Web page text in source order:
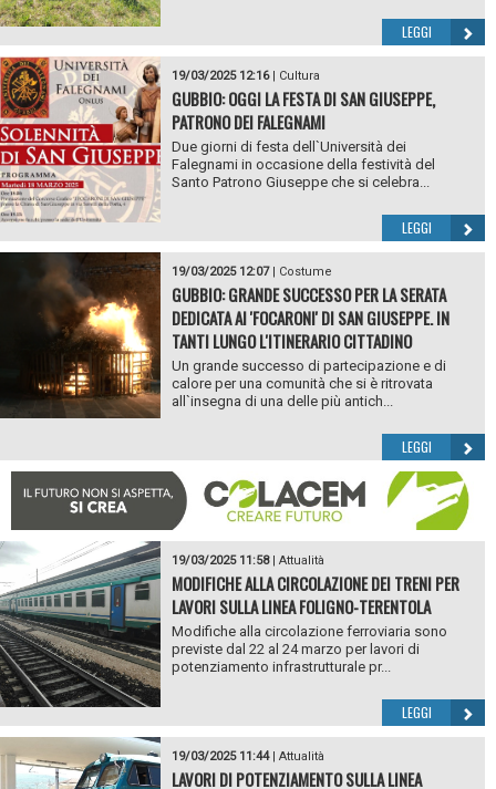
LEGGI
19/03/2025 12:16| Cultura
GUBBIO: OGGI LA FESTA DI SAN GIUSEPPE,
PATRONO DEI FALEGNAMI
Due giorni di festa dell`Università dei
Falegnami in occasione della festività del
Santo Patrono Giuseppe che si celebra...
LEGGI
19/03/2025 12:07| Costume
GUBBIO: GRANDE SUCCESSO PER LA SERATA
DEDICATA AI 'FOCARONI' DI SAN GIUSEPPE. IN
TANTI LUNGO L'ITINERARIO CITTADINO
Un grande successo di partecipazione e di
calore per una comunità che si è ritrovata
all`insegna di una delle più antich...
LEGGI
19/03/2025 11:58| Attualità
MODIFICHE ALLA CIRCOLAZIONE DEI TRENI PER
LAVORI SULLA LINEA FOLIGNO-TERENTOLA
Modifiche alla circolazione ferroviaria sono
previste dal 22 al 24 marzo per lavori di
potenziamento infrastrutturale pr...
LEGGI
19/03/2025 11:44| Attualità
LAVORI DI POTENZIAMENTO SULLA LINEA